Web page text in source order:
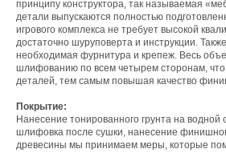
принципу конструктора, так называемая
детали выпускаются полностью
игрового комплекса не требует высокой
достаточно шуруповерта и инструкции.
необходимая фурнитура и крепеж. Весь
шлифованию по всем четырем сторонам,
деталей, тем самым повышая качество
Покрытие:
Нанесение тонированного грунта на водной
шлифовка после сушки, нанесение
древесины мы принимаем меры, которые